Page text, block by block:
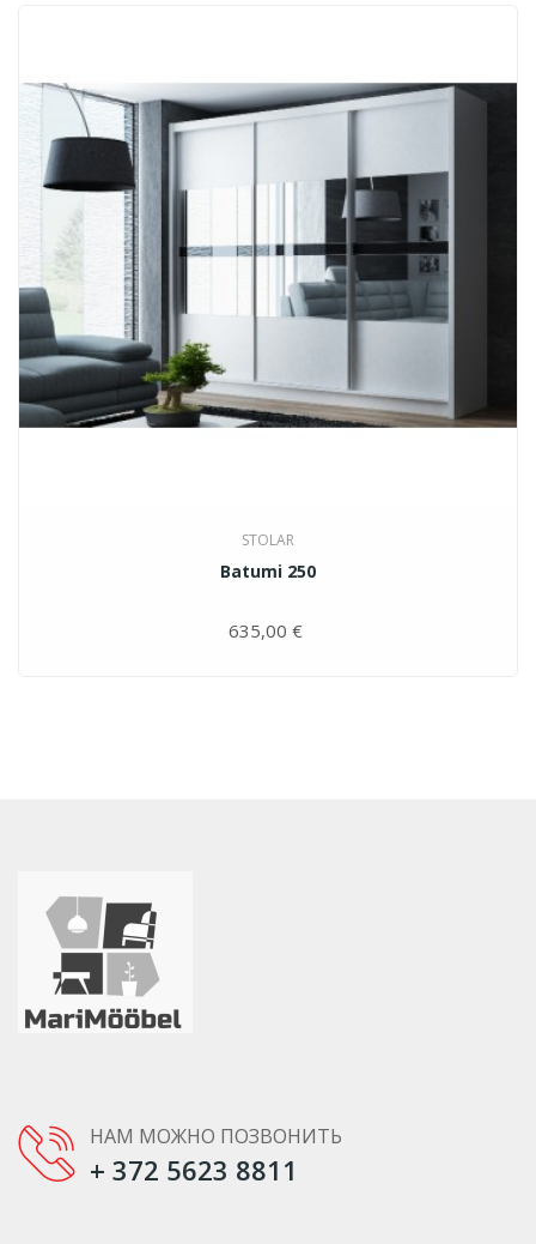
STOLAR
Batumi 250
635,00 €
НАМ МОЖНО ПОЗВОНИТЬ
+ 372 5623 8811